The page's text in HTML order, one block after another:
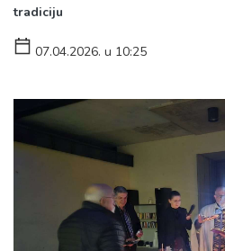
tradiciju
07.04.2026. u 10:25